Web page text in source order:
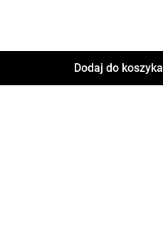
Dodaj do koszyka